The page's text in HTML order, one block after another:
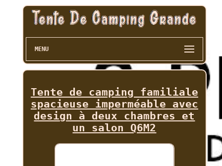
MENU
Tente de camping familiale
spacieuse imperméable avec
design à deux chambres et
un salon Q6M2